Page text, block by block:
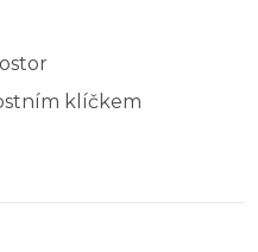
klíčkem